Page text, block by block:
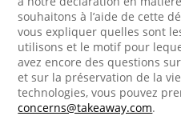
souhaitons à l’aide de cette
vous expliquer quelles sont
utilisons et le motif pour
avez encore des questions
et sur la préservation de la
technologies, vous pouvez
concerns@takeaway.com.